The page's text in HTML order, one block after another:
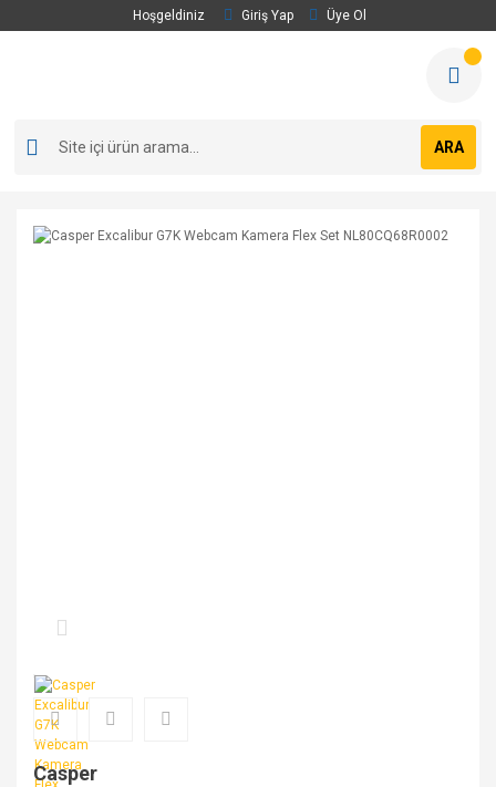
Hoşgeldiniz Giriş Yap Üye Ol
ARA
Casper